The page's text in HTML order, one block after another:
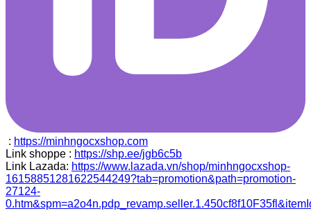
: https://minhngocxshop.com
Link shoppe : https://shp.ee/jgb6c5b
Link Lazada: https://www.lazada.vn/shop/minhngocxshop-
16158851281622544249?tab=promotion&path=promotion-
27124-